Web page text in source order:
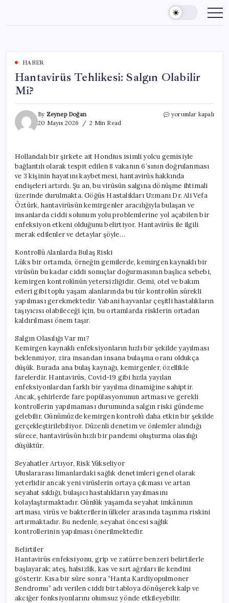
content
HABER
Hantavirüs Tehlikesi: Salgın Olabilir
Mi?
By Zeynep Doğan
20 Mayıs 2026
2 Min Read
Hantavirüs
için
yorumlar kapalı
Hollandalı bir şirkete ait Hondius isimli yolcu gemisiyle
bağlantılı olarak tespit edilen 8 vakanın 6’sının doğrulanması
ve 3 kişinin hayatını kaybetmesi, hantavirüs hakkında
endişeleri artırdı. Şu an, bu virüsün salgına dönüşme ihtimali
üzerinde durulmakta. Göğüs Hastalıkları Uzmanı Dr. Ali Vefa
Öztürk, hantavirüsün kemirgenler aracılığıyla bulaşan ve
insanlarda ciddi solunum yolu problemlerine yol açabilen bir
enfeksiyon etkeni olduğunu belirtiyor. Hantavirüs ile ilgili
merak edilenler ve detaylar şöyle…
Kontrollü Alanlarda Bulaş Riski
Lüks bir ortamda, örneğin gemilerde, kemirgen kaynaklı bir
virüsün bu kadar ciddi sonuçlar doğurmasının başlıca sebebi,
kemirgen kontrolünün yetersizliğidir. Gemi, otel ve bakım
evleri gibi toplu yaşam alanlarında bu tür kontrolün sürekli
yapılması gerekmektedir. Yabani hayvanlar çeşitli hastalıkların
taşıyıcısı olabileceği için, bu ortamlarda risklerin ortadan
kaldırılması önem taşır.
Salgın Olasılığı Var mı?
Kemirgen kaynaklı enfeksiyonların hızlı bir şekilde yayılması
beklenmiyor, zira insandan insana bulaşma oranı oldukça
düşük. Burada ana bulaş kaynağı, kemirgenler, özellikle
farelerdir. Hantavirüs, Covid-19 gibi hızla yayılan
enfeksiyonlardan farklı bir yayılma dinamiğine sahiptir.
Ancak, şehirlerde fare popülasyonunun artması ve gerekli
kontrollerin yapılmaması durumunda salgın riski gündeme
gelebilir. Günümüzde kemirgen kontrolü daha etkin bir şekilde
gerçekleştirilebiliyor. Düzenli denetim ve önlemler alındığı
sürece, hantavirüsün hızlı bir pandemi oluşturma olasılığı
düşüktür.
Seyahatler Artıyor, Risk Yükseliyor
Uluslararası limanlardaki sağlık denetimleri genel olarak
yeterlidir ancak yeni virüslerin ortaya çıkması ve artan
seyahat sıklığı, bulaşıcı hastalıkların yayılmasını
kolaylaştırmaktadır. Günlük yaşamda seyahat imkânının
artması, virüs ve bakterilerin ülkeler arasında taşınma riskini
artırmaktadır. Bu nedenle, seyahat öncesi sağlık
kontrollerinin yapılması önerilmektedir.
Belirtiler
Hantavirüs enfeksiyonu, grip ve zatürre benzeri belirtilerle
başlayarak; ateş, halsizlik, kas ve sırt ağrıları ile kendini
gösterir. Kısa bir süre sonra “Hanta Kardiyopulmoner
Sendromu” adı verilen ciddi bir tabloya dönüşerek kalp ve
akciğer fonksiyonlarını olumsuz yönde etkileyebilir.